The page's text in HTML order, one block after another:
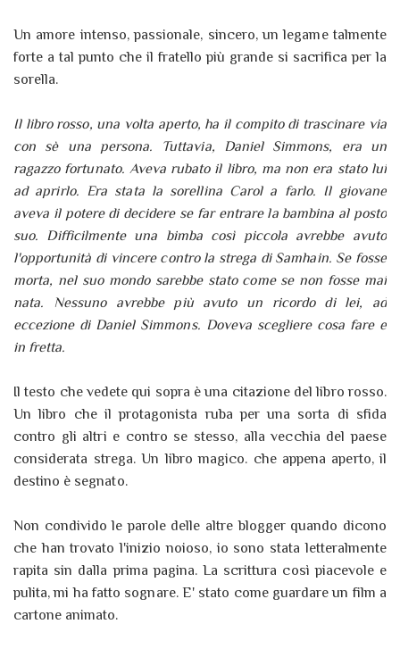
Un amore intenso, passionale, sincero, un legame talmente
forte a tal punto che il fratello più grande si sacrifica per la
sorella.
Il libro rosso, una volta aperto, ha il compito di trascinare via
con sè una persona. Tuttavia, Daniel Simmons, era un
ragazzo fortunato. Aveva rubato il libro, ma non era stato lui
ad aprirlo. Era stata la sorellina Carol a farlo. Il giovane
aveva il potere di decidere se far entrare la bambina al posto
suo. Difficilmente una bimba così piccola avrebbe avuto
l'opportunità di vincere contro la strega di Samhain. Se fosse
morta, nel suo mondo sarebbe stato come se non fosse mai
nata. Nessuno avrebbe più avuto un ricordo di lei, ad
eccezione di Daniel Simmons. Doveva scegliere cosa fare e
in fretta.
Il testo che vedete qui sopra è una citazione del libro rosso.
Un libro che il protagonista ruba per una sorta di sfida
contro gli altri e contro se stesso, alla vecchia del paese
considerata strega. Un libro magico. che appena aperto, il
destino è segnato.
Non condivido le parole delle altre blogger quando dicono
che han trovato l'inizio noioso, io sono stata letteralmente
rapita sin dalla prima pagina. La scrittura così piacevole e
pulita, mi ha fatto sognare. E' stato come guardare un film a
cartone animato.